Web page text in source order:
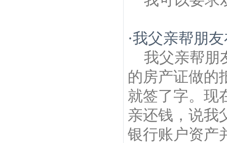
·我父亲帮朋
我父亲帮朋
的房产证做的
就签了字。现
亲还钱，说我
银行账户资产